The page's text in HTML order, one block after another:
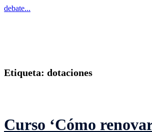
debate...
Etiqueta: dotaciones
Curso ‘Cómo